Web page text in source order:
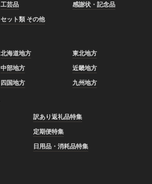
工芸品
感謝状・記念品
セット類 その他
北海道地方
東北地方
中部地方
近畿地方
四国地方 九州地方
訳あり返礼品特集
定期便特集
日用品・消耗品特集